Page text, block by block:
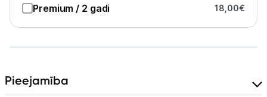
Bezvadu skaļruņi
Stacionārie un bezvadu telefoni
Premium / 2 gadi 18,00€
Pieejamība